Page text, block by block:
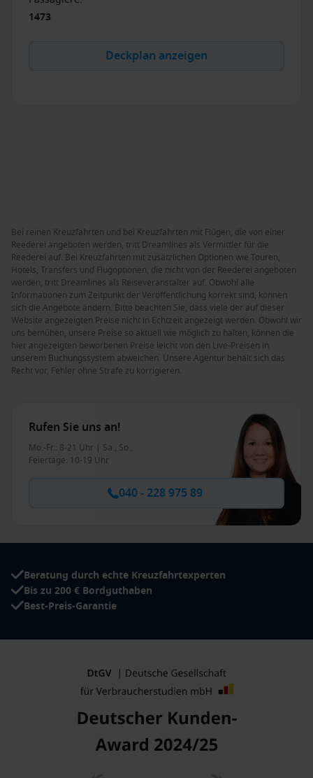
1473
Deckplan anzeigen
Bei reinen Kreuzfahrten und bei Kreuzfahrten mit Flügen, die von einer
Reederei angeboten werden, tritt Dreamlines als Vermittler für die
Reederei auf. Bei Kreuzfahrten mit zusätzlichen Optionen wie Touren,
Hotels, Transfers und Flugoptionen, die nicht von der Reederei angeboten
werden, tritt Dreamlines als Reiseveranstalter auf. Obwohl alle
Informationen zum Zeitpunkt der Veröffentlichung korrekt sind, können
sich die Angebote ändern. Bitte beachten Sie, dass viele der auf dieser
Website angezeigten Preise nicht in Echtzeit angezeigt werden. Obwohl wir
uns bemühen, unsere Preise so aktuell wie möglich zu halten, können die
hier angezeigten beworbenen Preise leicht von den Live-Preisen in
unserem Buchungssystem abweichen. Unsere Agentur behält sich das
Recht vor, Fehler ohne Strafe zu korrigieren.
Rufen Sie uns an!
Mo.-Fr.: 8-21 Uhr | Sa., So.,
Feiertage: 10-19 Uhr
040 - 228 975 89
Beratung durch echte Kreuzfahrtexperten
Bis zu 200 € Bordguthaben
Best-Preis-Garantie